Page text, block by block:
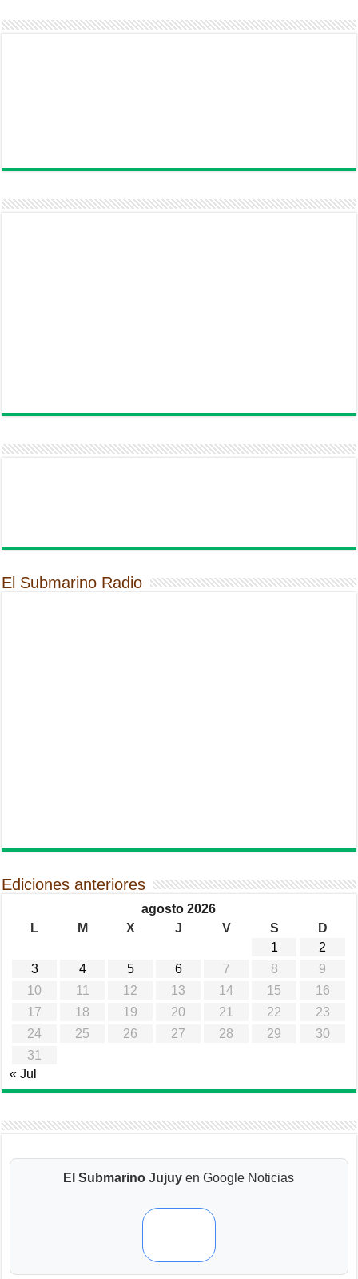
El Submarino Radio
Ediciones anteriores
agosto 2026
L
M X J V S
D
1
2
3
4 5 6 7 8
9
10
11 12 13 14 15
16
17
18 19 20 21 22
23
24
25 26 27 28 29
30
31
« Jul
El Submarino Jujuy en Google Noticias